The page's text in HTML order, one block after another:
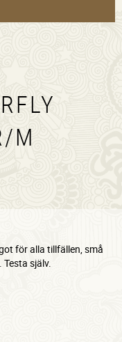
M
för alla tillfällen, små
själv.